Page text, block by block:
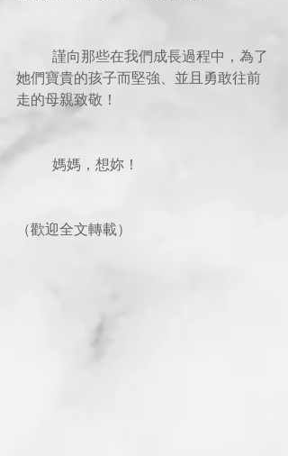
她們寶貴的孩子而堅強、並且勇敢往前
走的母親致敬！
          媽媽，想妳！
（歡迎全文轉載）